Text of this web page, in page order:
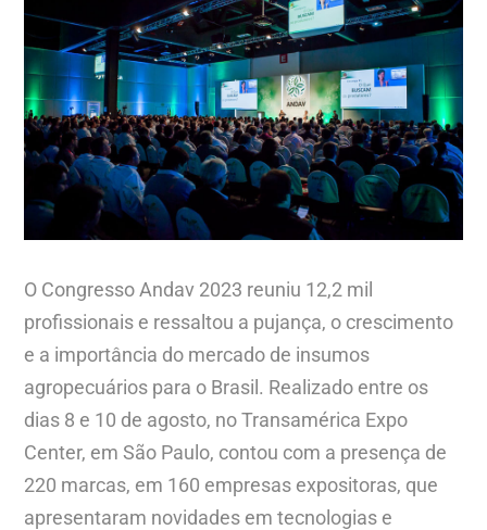
O Congresso Andav 2023 reuniu 12,2 mil
profissionais e ressaltou a pujança, o crescimento
e a importância do mercado de insumos
agropecuários para o Brasil. Realizado entre os
dias 8 e 10 de agosto, no Transamérica Expo
Center, em São Paulo, contou com a presença de
220 marcas, em 160 empresas expositoras, que
apresentaram novidades em tecnologias e